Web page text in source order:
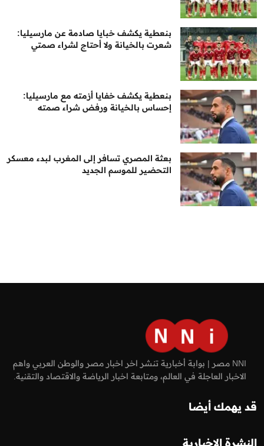
بنعطية يكشف خبايا صادمة عن مارسيليا:
شعرت بالخيانة ولا أحتاج لشراء صمتي
بنعطية يكشف خفايا أزمته مع مارسيليا:
إحساس بالخيانة ورفض شراء صمته
بعثة المصري تسافر إلى المغرب لبدء معسكر
التحضير للموسم الجديد
NNI مصر | بوابة أخبارية تنشر اخر اخبار مصر والوطن العربي واهم
الاخبار العاجلة في العالم، ومتابعة اخبار الرياضة والاقتصاد والتقنية.
قد يهمك أيضا
النشرة الإخبارية